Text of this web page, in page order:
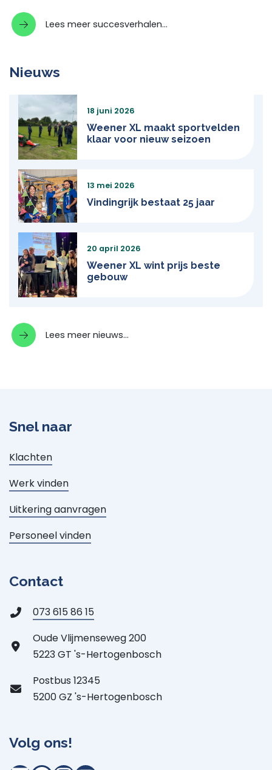
Lees meer succesverhalen…
Nieuws
Weener XL maakt sportvelden
klaar voor nieuw seizoen
18 juni 2026
Vindingrijk bestaat 25 jaar
13 mei 2026
Weener XL wint prijs beste
gebouw
20 april 2026
Lees meer nieuws…
Snel naar
Klachten
Werk vinden
Uitkering aanvragen
Personeel vinden
Contact
073 615 86 15
Oude Vlijmenseweg 200
5223 GT 's-Hertogenbosch
Postbus 12345
5200 GZ 's-Hertogenbosch
Volg ons!